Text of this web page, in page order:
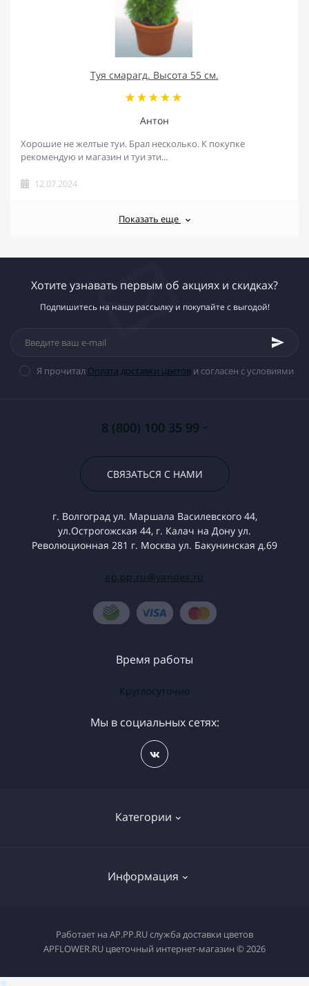
Туя смарагд. Высота 55 см.
Антон
Хорошие не желтые туи. Брал несколько. К покупке
рекомендую и магазин и туи эти...
12.07.2024
Показать еще
Хотите узнавать первым об акциях и скидках?
Подпишитесь на нашу рассылку и покупайте с выгодой!
Я прочитал Оплата доставки цветови согласен с условиями
8 (800) 100 35 99
СВЯЗАТЬСЯ С НАМИ
г. Волгоград ул. Маршала Василевского 44,
ул.Острогожская 44, г. Калач на Дону ул.
Революционная 281 г. Москва ул. Бакунинская д.69
ap.pp.ru@yandex.ru
Категории
Бесплатная доставка цветов
Магазин ВОЗДУШНЫХ ШАРОВ
Информация
Доставка еды Калач на Дону
Доставка цветов Калач на Дону
Доставка цветов по Волгограду
Время работы
Круглосуточно
Мы в социальных сетях:
Работает на AP.PP.RU служба доставки цветов
APFLOWER.RU цветочный интернет-магазин © 2026
❅